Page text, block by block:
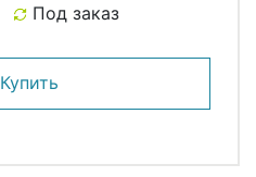
Под заказ
Купить